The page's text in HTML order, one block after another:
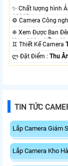
✨ Chất lượng hình
1080P .
Ngoại 30m Hồng
♊ Thiết Kế Camera
️ლ Đặt Điểm :Thu
TIN TỨC
Lắp Camera Giám
Lắp Camera Kho